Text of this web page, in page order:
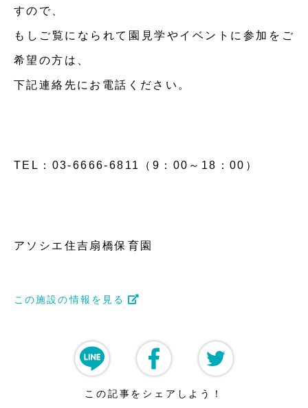
すので、
もしご覧になられて園見学やイベントに参加をご
希望の方は、
下記連絡先にお電話ください。
TEL：03-6666-6811（9：00～18：00）
アソシエ住吉扇橋保育園
この施設の情報を見る
この記事をシェアしよう！